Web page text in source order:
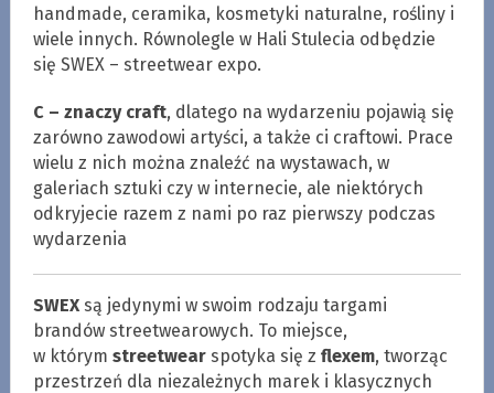
handmade, ceramika, kosmetyki naturalne, rośliny i
wiele innych. Równolegle w Hali Stulecia odbędzie
się SWEX – streetwear expo.
C – znaczy craft, dlatego na wydarzeniu pojawią się
zarówno zawodowi artyści, a także ci craftowi. Prace
wielu z nich można znaleźć na wystawach, w
galeriach sztuki czy w internecie, ale niektórych
odkryjecie razem z nami po raz pierwszy podczas
wydarzenia
SWEXsą jedynymi w swoim rodzaju targami
brandów streetwearowych. To miejsce,
w którym streetwear spotyka się z flexem, tworząc
przestrzeń dla niezależnych marek i klasycznych